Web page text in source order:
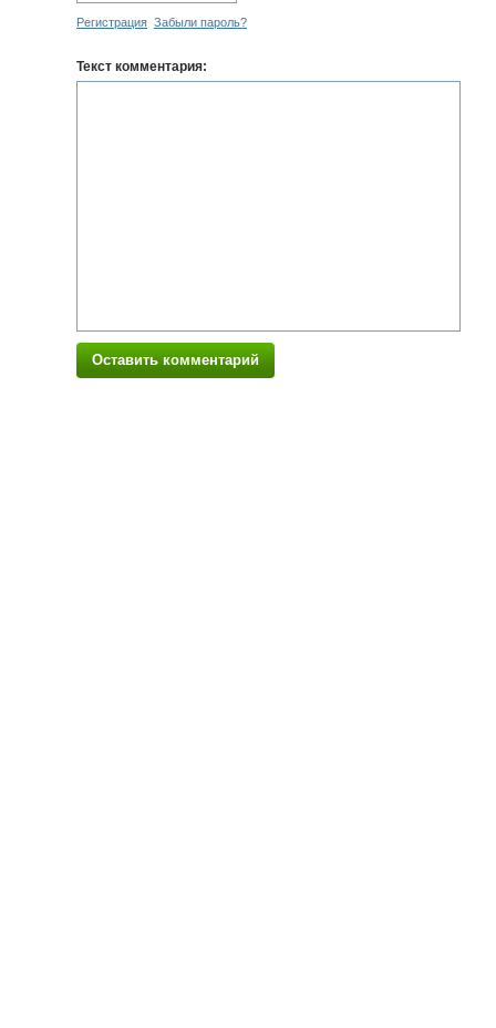
Регистрация Забыли пароль?
Текст комментария:
Оставить комментарий